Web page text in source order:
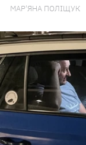
МАР'ЯНА ПОЛІЩУК